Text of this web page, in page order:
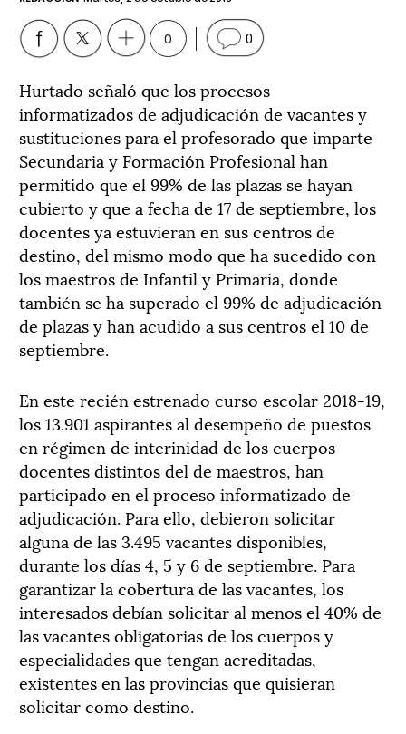
0 0
Hurtado señaló que los procesos
informatizados de adjudicación de vacantes y
sustituciones para el profesorado que imparte
Secundaria y Formación Profesional han
permitido que el 99% de las plazas se hayan
cubierto y que a fecha de 17 de septiembre, los
docentes ya estuvieran en sus centros de
destino, del mismo modo que ha sucedido con
los maestros de Infantil y Primaria, donde
también se ha superado el 99% de adjudicación
de plazas y han acudido a sus centros el 10 de
septiembre.
En este recién estrenado curso escolar 2018-19,
los 13.901 aspirantes al desempeño de puestos
en régimen de interinidad de los cuerpos
docentes distintos del de maestros, han
participado en el proceso informatizado de
adjudicación. Para ello, debieron solicitar
alguna de las 3.495 vacantes disponibles,
durante los días 4, 5 y 6 de septiembre. Para
garantizar la cobertura de las vacantes, los
interesados debían solicitar al menos el 40% de
las vacantes obligatorias de los cuerpos y
especialidades que tengan acreditadas,
existentes en las provincias que quisieran
solicitar como destino.